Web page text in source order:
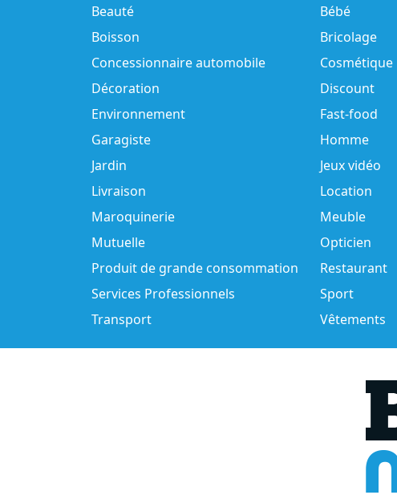
Beauté
Bébé
Boisson
Bricolage
Concessionnaire automobile
Cosmétique
Décoration
Discount
Environnement
Fast-food
Garagiste
Homme
Jardin
Jeux vidéo
Livraison
Location
Maroquinerie
Meuble
Mutuelle
Opticien
Produit de grande consommation
Restaurant
Services Professionnels
Sport
Transport
Vêtements